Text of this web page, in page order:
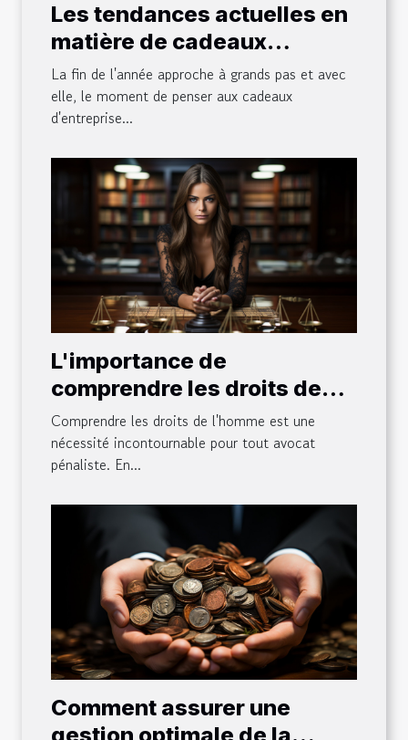
Les tendances actuelles en
matière de cadeaux
d'entreprise de fin d'année
La fin de l'année approche à grands pas et avec
elle, le moment de penser aux cadeaux
d'entreprise...
L'importance de
comprendre les droits de
l'homme pour un avocat
pénaliste
Comprendre les droits de l'homme est une
nécessité incontournable pour tout avocat
pénaliste. En...
Comment assurer une